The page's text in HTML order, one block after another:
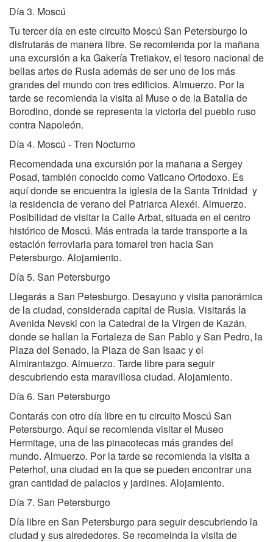
Día 3. Moscú
Tu tercer día en este circuito Moscú San Petersburgo lo
disfrutarás de manera libre. Se recomienda por la mañana
una excursión a ka Gakería Tretiakov, el tesoro nacional de
bellas artes de Rusia además de ser uno de los más
grandes del mundo con tres edificios. Almuerzo. Por la
tarde se recomienda la visita al Muse o de la Batalla de
Borodino, donde se representa la victoria del pueblo ruso
contra Napoleón.
Día 4. Moscú - Tren Nocturno
Recomendada una excursión por la mañana a Sergey
Posad, también conocido como Vaticano Ortodoxo. Es
aquí donde se encuentra la iglesia de la Santa Trinidad y
la residencia de verano del Patriarca Alexéi. Almuerzo.
Posibilidad de visitar la Calle Arbat, situada en el centro
histórico de Moscú. Más entrada la tarde transporte a la
estación ferroviaria para tomarel tren hacia San
Petersburgo. Alojamiento.
Día 5. San Petersburgo
Llegarás a San Petesburgo. Desayuno y visita panorámica
de la ciudad, considerada capital de Rusia. Visitarás la
Avenida Nevski con la Catedral de la Virgen de Kazán,
donde se hallan la Fortaleza de San Pablo y San Pedro, la
Plaza del Senado, la Plaza de San Isaac y el
Almirantazgo. Almuerzo. Tarde libre para seguir
descubriendo esta maravillosa ciudad. Alojamiento.
Día 6. San Petersburgo
Contarás con otro día libre en tu circuito Moscú San
Petersburgo. Aquí se recomienda visitar el Museo
Hermitage, una de las pinacotecas más grandes del
mundo. Almuerzo. Por la tarde se recomienda la visita a
Peterhof, una ciudad en la que se pueden encontrar una
gran cantidad de palacios y jardines. Alojamiento.
Día 7. San Petersburgo
Día libre en San Petersburgo para seguir descubriendo la
ciudad y sus alrededores. Se recomeinda la visita de